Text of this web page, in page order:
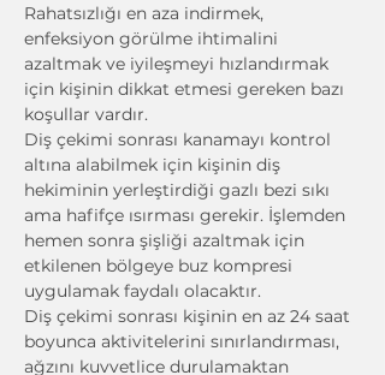
Rahatsızlığı en aza indirmek,
enfeksiyon görülme ihtimalini
azaltmak ve iyileşmeyi hızlandırmak
için kişinin dikkat etmesi gereken bazı
koşullar vardır.
Diş çekimi sonrası kanamayı kontrol
altına alabilmek için kişinin diş
hekiminin yerleştirdiği gazlı bezi sıkı
ama hafifçe ısırması gerekir. İşlemden
hemen sonra şişliği azaltmak için
etkilenen bölgeye buz kompresi
uygulamak faydalı olacaktır.
Diş çekimi sonrası kişinin en az 24 saat
boyunca aktivitelerini sınırlandırması,
ağzını kuvvetlice durulamaktan